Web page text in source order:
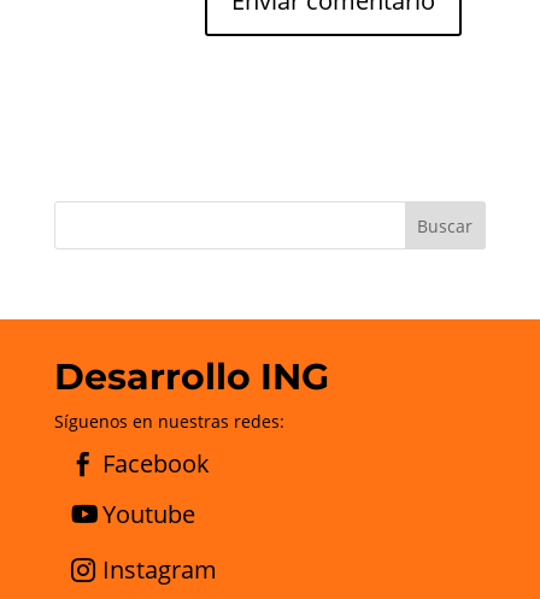
Desarrollo ING
Síguenos en nuestras redes:
Facebook
Youtube
Instagram